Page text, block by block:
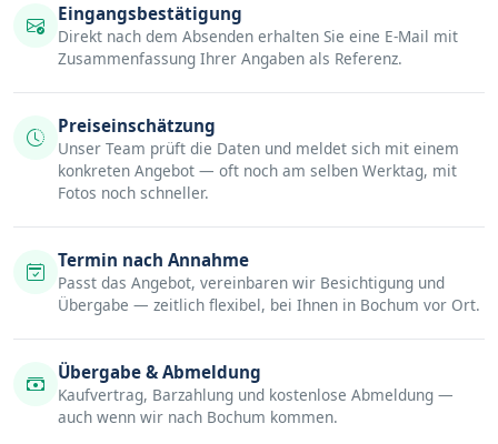
Eingangsbestätigung
Direkt nach dem Absenden erhalten Sie eine E-Mail mit
Zusammenfassung Ihrer Angaben als Referenz.
Preiseinschätzung
Unser Team prüft die Daten und meldet sich mit einem
konkreten Angebot — oft noch am selben Werktag, mit
Fotos noch schneller.
Termin nach Annahme
Passt das Angebot, vereinbaren wir Besichtigung und
Übergabe — zeitlich flexibel, bei Ihnen in Bochum vor Ort.
Übergabe & Abmeldung
Kaufvertrag, Barzahlung und kostenlose Abmeldung —
auch wenn wir nach Bochum kommen.